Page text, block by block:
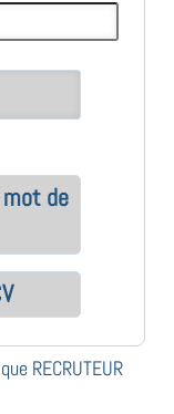
de
RECRUTEUR